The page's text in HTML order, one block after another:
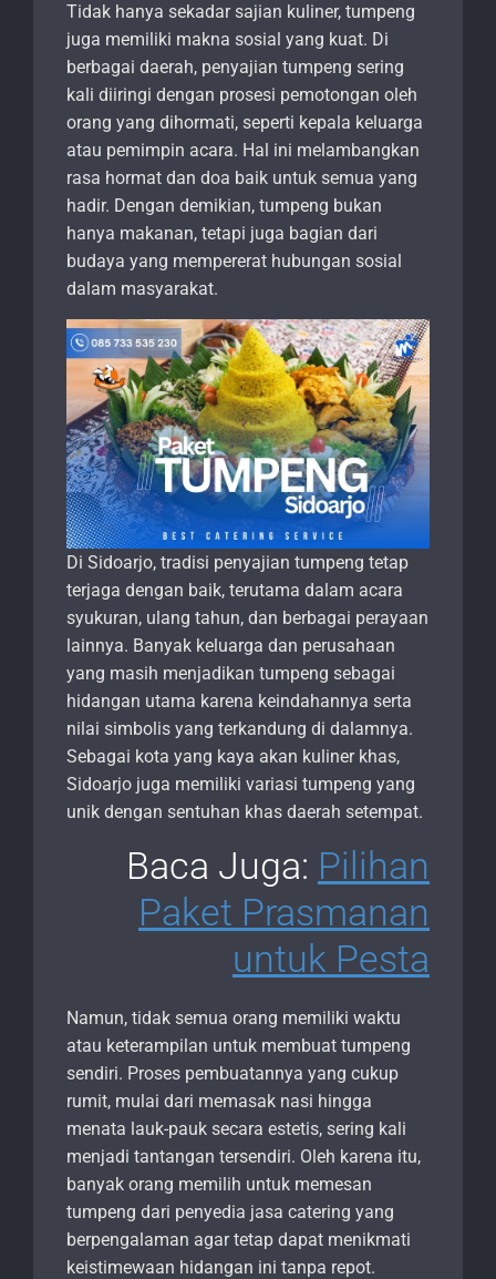
Tidak hanya sekadar sajian kuliner, tumpeng
juga memiliki makna sosial yang kuat. Di
berbagai daerah, penyajian tumpeng sering
kali diiringi dengan prosesi pemotongan oleh
orang yang dihormati, seperti kepala keluarga
atau pemimpin acara. Hal ini melambangkan
rasa hormat dan doa baik untuk semua yang
hadir. Dengan demikian, tumpeng bukan
hanya makanan, tetapi juga bagian dari
budaya yang mempererat hubungan sosial
dalam masyarakat.
Di Sidoarjo, tradisi penyajian tumpeng tetap
terjaga dengan baik, terutama dalam acara
syukuran, ulang tahun, dan berbagai perayaan
lainnya. Banyak keluarga dan perusahaan
yang masih menjadikan tumpeng sebagai
hidangan utama karena keindahannya serta
nilai simbolis yang terkandung di dalamnya.
Sebagai kota yang kaya akan kuliner khas,
Sidoarjo juga memiliki variasi tumpeng yang
unik dengan sentuhan khas daerah setempat.
Baca Juga: Pilihan
Paket Prasmanan
untuk Pesta
Namun, tidak semua orang memiliki waktu
atau keterampilan untuk membuat tumpeng
sendiri. Proses pembuatannya yang cukup
rumit, mulai dari memasak nasi hingga
menata lauk-pauk secara estetis, sering kali
menjadi tantangan tersendiri. Oleh karena itu,
banyak orang memilih untuk memesan
tumpeng dari penyedia jasa catering yang
berpengalaman agar tetap dapat menikmati
keistimewaan hidangan ini tanpa repot.